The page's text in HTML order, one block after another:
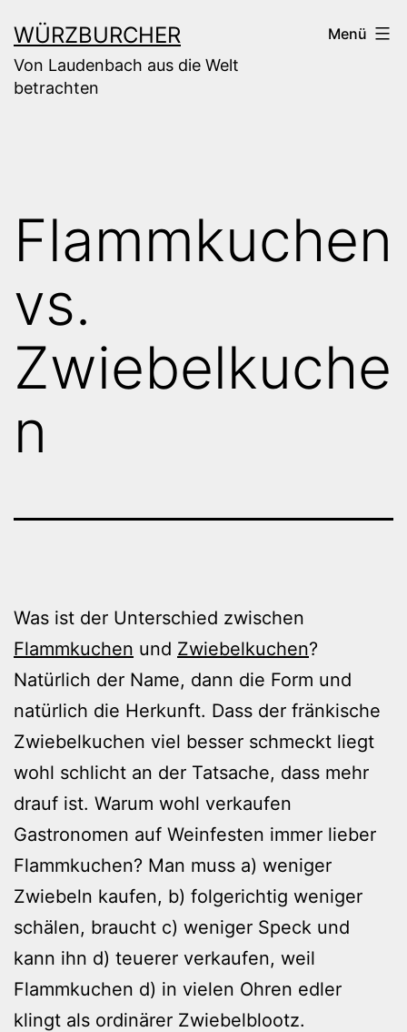
Inhalt
springen
WÜRZBURCHER
Von Laudenbach aus die Welt
betrachten
Menü
Flammkuchen
vs.
Zwiebelkuche
n
Was ist der Unterschied zwischen
Flammkuchen und Zwiebelkuchen?
Natürlich der Name, dann die Form und
natürlich die Herkunft. Dass der fränkische
Zwiebelkuchen viel besser schmeckt liegt
wohl schlicht an der Tatsache, dass mehr
drauf ist. Warum wohl verkaufen
Gastronomen auf Weinfesten immer lieber
Flammkuchen? Man muss a) weniger
Zwiebeln kaufen, b) folgerichtig weniger
schälen, braucht c) weniger Speck und
kann ihn d) teuerer verkaufen, weil
Flammkuchen d) in vielen Ohren edler
klingt als ordinärer Zwiebelblootz.